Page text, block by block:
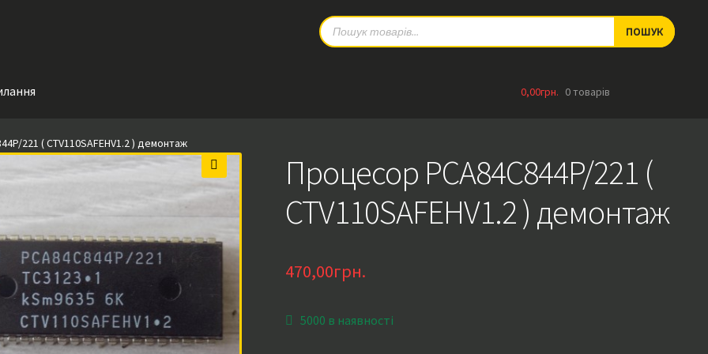
Products
search
ПОШУК
0,00грн. 0 товарів
221 ( CTV110SAFEHV1.2 ) демонтаж
🔍
Процесор PCA84C844P/221 (
CTV110SAFEHV1.2 ) демонтаж
470,00грн.
5000 в наявності